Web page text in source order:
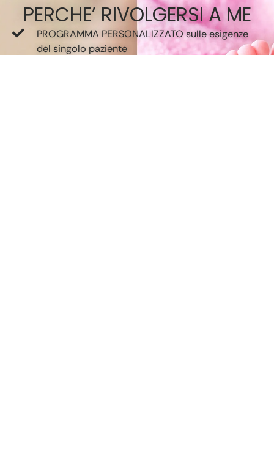
PERCHE’ RIVOLGERSI A ME
PROGRAMMA PERSONALIZZATO sulle esigenze
del singolo paziente